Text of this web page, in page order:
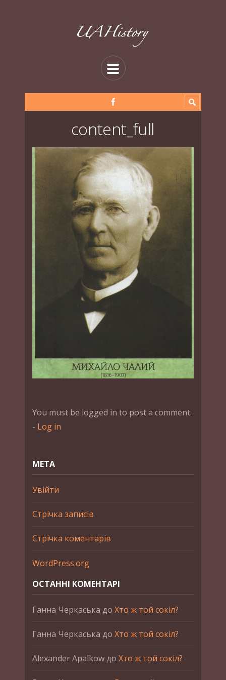
content_full
You must be logged in to post a comment.
- Log in
МЕТА
Увійти
Стрічка записів
Стрічка коментарів
WordPress.org
ОСТАННІ КОМЕНТАРІ
Ганна Черкаська до Хто ж той сокіл?
Ганна Черкаська до Хто ж той сокіл?
Alexander Apalkowдо Хто ж той сокіл?